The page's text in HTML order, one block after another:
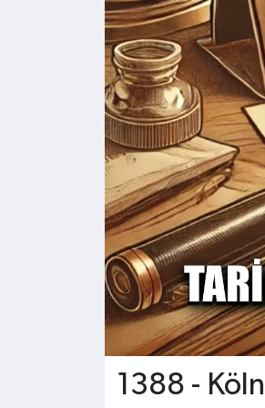
1388 -
Kültür - Sanat